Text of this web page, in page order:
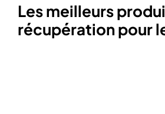
Les meilleurs
récupération pour